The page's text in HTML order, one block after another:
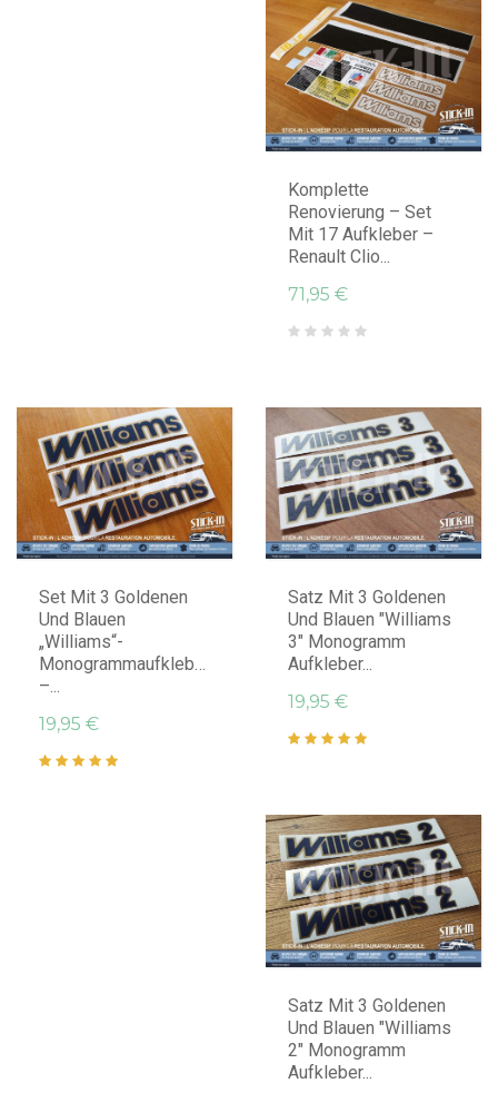
Komplette
Renovierung – Set
Mit 17 Aufkleber –
Renault Clio...
71,95 €
Set Mit 3 Goldenen
Und Blauen
„Williams“-
Monogrammaufklebern
–...
19,95 €
Satz Mit 3 Goldenen
Und Blauen "Williams
3" Monogramm
Aufkleber...
19,95 €
Satz Mit 3 Goldenen
Und Blauen "Williams
2" Monogramm
Aufkleber...